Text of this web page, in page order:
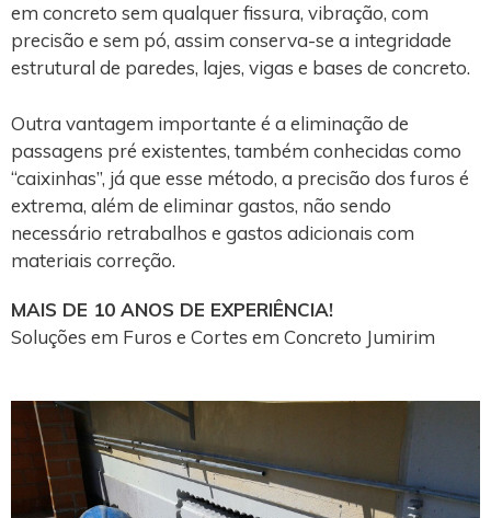
em concreto sem qualquer fissura, vibração, com
precisão e sem pó, assim conserva-se a integridade
estrutural de paredes, lajes, vigas e bases de concreto.
Outra vantagem importante é a eliminação de
passagens pré existentes, também conhecidas como
“caixinhas”, já que esse método, a precisão dos furos é
extrema, além de eliminar gastos, não sendo
necessário retrabalhos e gastos adicionais com
materiais correção.
MAIS DE 10 ANOS DE EXPERIÊNCIA!
Soluções em Furos e Cortes em Concreto Jumirim